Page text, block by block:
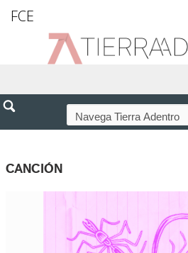
FCE
CANCIÓN